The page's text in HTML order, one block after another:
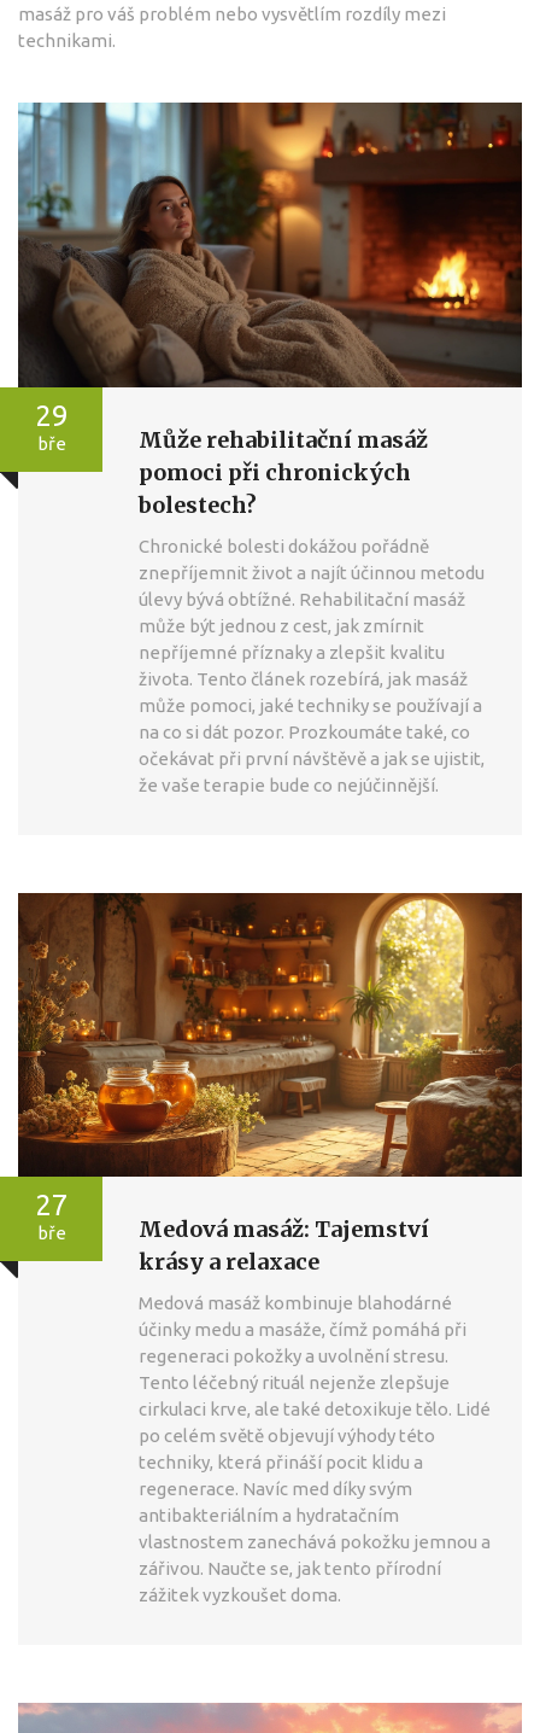
masáž pro váš problém nebo vysvětlím rozdíly mezi
technikami.
29
bře
Může rehabilitační masáž
pomoci při chronických
bolestech?
Chronické bolesti dokážou pořádně
znepříjemnit život a najít účinnou metodu
úlevy bývá obtížné. Rehabilitační masáž
může být jednou z cest, jak zmírnit
nepříjemné příznaky a zlepšit kvalitu
života. Tento článek rozebírá, jak masáž
může pomoci, jaké techniky se používají a
na co si dát pozor. Prozkoumáte také, co
očekávat při první návštěvě a jak se ujistit,
že vaše terapie bude co nejúčinnější.
27
bře
Medová masáž: Tajemství
krásy a relaxace
Medová masáž kombinuje blahodárné
účinky medu a masáže, čímž pomáhá při
regeneraci pokožky a uvolnění stresu.
Tento léčebný rituál nejenže zlepšuje
cirkulaci krve, ale také detoxikuje tělo. Lidé
po celém světě objevují výhody této
techniky, která přináší pocit klidu a
regenerace. Navíc med díky svým
antibakteriálním a hydratačním
vlastnostem zanechává pokožku jemnou a
zářivou. Naučte se, jak tento přírodní
zážitek vyzkoušet doma.